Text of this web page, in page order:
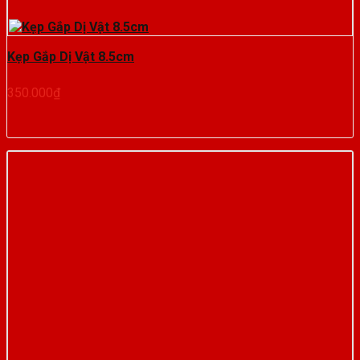
Kẹp Gắp Dị Vật 8.5cm
350.000₫